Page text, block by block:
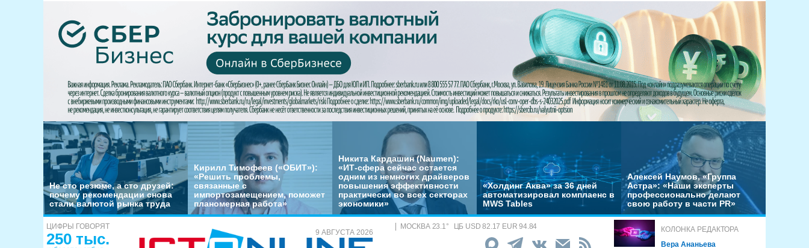
Не сто резюме, а сто друзей:
почему рекомендации снова
стали валютой рынка труда
Кирилл Тимофеев («ОБИТ»):
«Решить проблемы,
связанные с
импортозамещением, поможет
планомерная работа»
Никита Кардашин (Naumen):
«ИТ-сфера сейчас остается
одним из немногих драйверов
повышения эффективности
практически во всех секторах
экономики»
«Холдинг Аква» за 36 дней
автоматизировал комплаенс в
MWS Tables
Алексей Наумов, «Группа
Астра»: «Наши эксперты
профессионально делают
свою работу в части PR»
ЦИФРЫ ГОВОРЯТ
250 тыс. 9 АВГУСТА 2026
МОСКВА 23.1° ЦБ USD 82.17 EUR 94.84
КОЛОНКА РЕДАКТОРА
Вера Ананьева